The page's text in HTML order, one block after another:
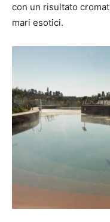
con un risultato
mari esotici.